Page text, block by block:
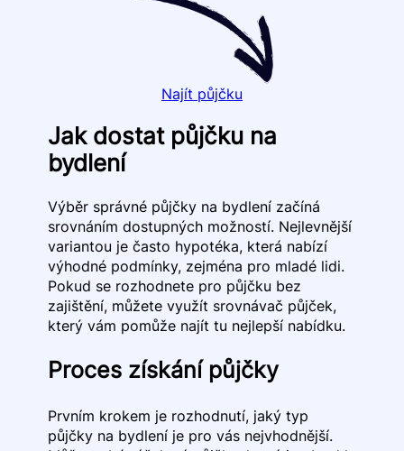
Najít půjčku
Jak dostat půjčku na
bydlení
Výběr správné půjčky na bydlení začíná
srovnáním dostupných možností. Nejlevnější
variantou je často hypotéka, která nabízí
výhodné podmínky, zejména pro mladé lidi.
Pokud se rozhodnete pro půjčku bez
zajištění, můžete využít srovnávač půjček,
který vám pomůže najít tu nejlepší nabídku.
Proces získání půjčky
Prvním krokem je rozhodnutí, jaký typ
půjčky na bydlení je pro vás nejvhodnější.